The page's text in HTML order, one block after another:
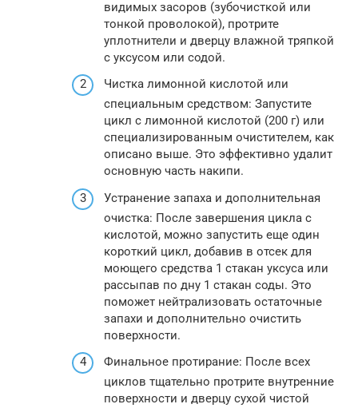
видимых засоров (зубочисткой или
тонкой проволокой), протрите
уплотнители и дверцу влажной тряпкой
с уксусом или содой.
Чистка лимонной кислотой или
специальным средством: Запустите
цикл с лимонной кислотой (200 г) или
специализированным очистителем, как
описано выше. Это эффективно удалит
основную часть накипи.
Устранение запаха и дополнительная
очистка: После завершения цикла с
кислотой, можно запустить еще один
короткий цикл, добавив в отсек для
моющего средства 1 стакан уксуса или
рассыпав по дну 1 стакан соды. Это
поможет нейтрализовать остаточные
запахи и дополнительно очистить
поверхности.
Финальное протирание: После всех
циклов тщательно протрите внутренние
поверхности и дверцу сухой чистой